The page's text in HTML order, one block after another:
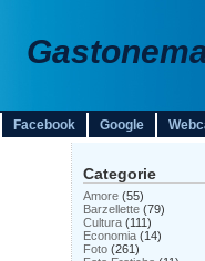
Facebook Google
Categorie
Amore (55)
Barzellette (79)
Cultura (111)
Economia (14)
Foto (261)